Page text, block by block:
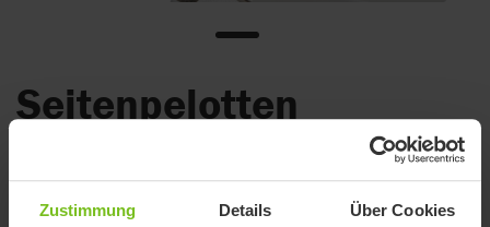
Zustimmung Details Über Cookies
Seitenpelotten
Komfortable und verstellbare Seitenpelotten für mehr
Stabilität. Nicht in Kombination mit Rückenbezug
verwendbar.